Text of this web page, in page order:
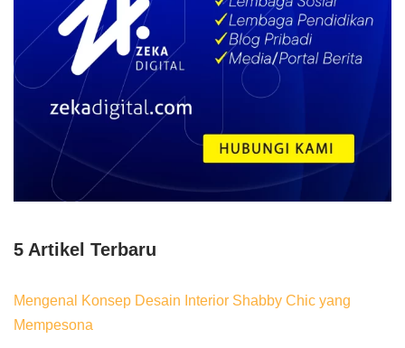
5 Artikel Terbaru
Mengenal Konsep Desain Interior Shabby Chic yang
Mempesona